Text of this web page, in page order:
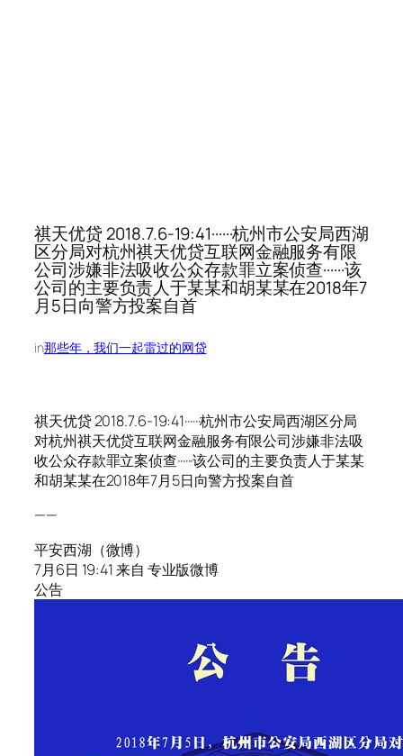
祺天优贷 2018.7.6-19:41······杭州市公安局西湖
区分局对杭州祺天优贷互联网金融服务有限
公司涉嫌非法吸收公众存款罪立案侦查······该
公司的主要负责人于某某和胡某某在2018年7
月5日向警方投案自首
in那些年，我们一起雷过的网贷
祺天优贷 2018.7.6-19:41······杭州市公安局西湖区分局
对杭州祺天优贷互联网金融服务有限公司涉嫌非法吸
收公众存款罪立案侦查······该公司的主要负责人于某某
和胡某某在2018年7月5日向警方投案自首
——
平安西湖（微博）
7月6日 19:41 来自 专业版微博
公告 ​​​​